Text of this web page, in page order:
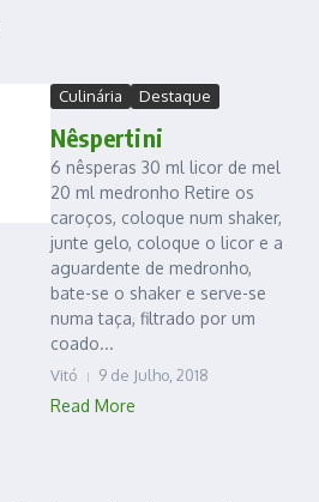
Culinária Destaque
Nêspertini
6 nêsperas 30 ml licor de mel
20 ml medronho Retire os
caroços, coloque num shaker,
junte gelo, coloque o licor e a
aguardente de medronho,
bate-se o shaker e serve-se
numa taça, filtrado por um
coado...
Vitó 9 de Julho, 2018
Read More